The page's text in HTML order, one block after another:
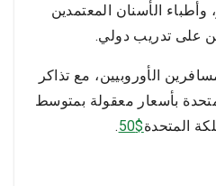
وأطباء الأسنان المعتمدين
على تدريب دولي.
الأوروبيين، مع تذاكر
بأسعار معقولة بمتوسط
المتحدة$50
.